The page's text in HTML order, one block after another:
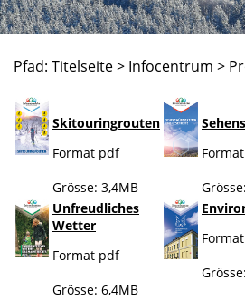
Pfad: Titelseite> Infocentrum >
Skitouringrouten
Format pdf
Grösse: 3,4MB
Unfreudliches
Wetter
Format pdf
Grösse: 6,4MB